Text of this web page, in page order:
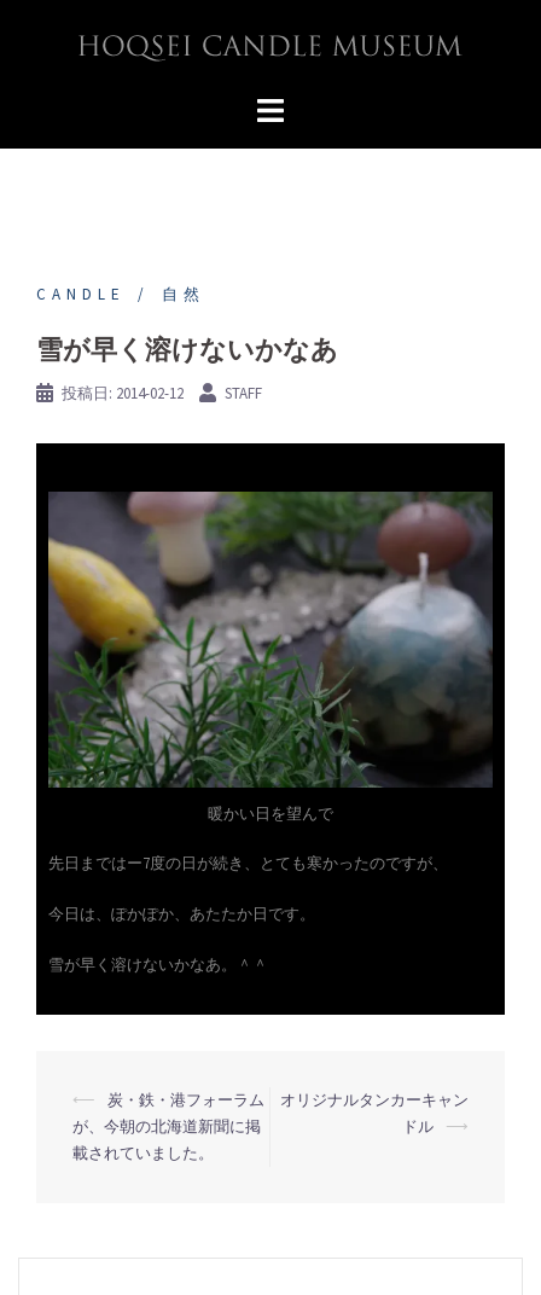
へ
CANDLE 自然
雪が早く溶けないかなあ
投稿日: 2014-02-12 STAFF
暖かい日を望んで
先日まではー7度の日が続き、とても寒かったのですが、
今日は、ぽかぽか、あたたか日です。
雪が早く溶けないかなあ。＾＾
投
稿
ゲ
⟵
炭・鉄・港フォーラム
が、今朝の北海道新聞に掲
載されていました。
オリジナルタンカーキャン
ドル
⟶